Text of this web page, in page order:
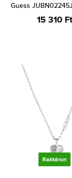
Guess
15 310 Ft
Raktáron